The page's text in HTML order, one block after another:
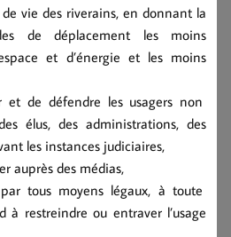
vie des riverains, en donnant la
de déplacement les moins
et d’énergie et les moins
et de défendre les usagers non
élus, des administrations, des
les instances judiciaires,
auprès des médias,
par tous moyens légaux, à toute
à restreindre ou entraver l’usage